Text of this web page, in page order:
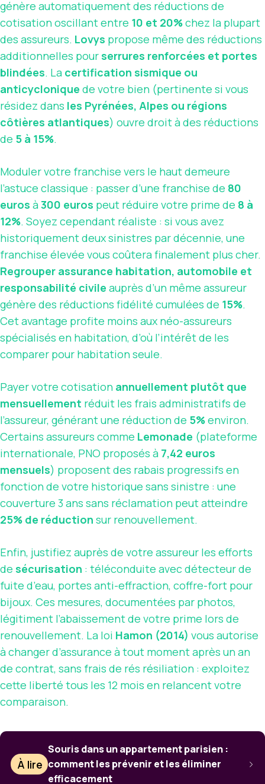
génère automatiquement des réductions de
cotisation oscillant entre 10 et 20%chez la plupart
des assureurs. Lovys propose même des réductions
additionnelles pour serrures renforcées et portes
blindées. La certification sismique ou
anticyclonique de votre bien (pertinente si vous
résidez dans les Pyrénées, Alpes ou régions
côtières atlantiques) ouvre droit à des réductions
de 5 à 15%.
Moduler votre franchise vers le haut demeure
l’astuce classique : passer d’une franchise de 80
euros à300 euros peut réduire votre prime de 8 à
12%. Soyez cependant réaliste : si vous avez
historiquement deux sinistres par décennie, une
franchise élevée vous coûtera finalement plus cher.
Regrouper assurance habitation, automobile et
responsabilité civile auprès d’un même assureur
génère des réductions fidélité cumulées de 15%.
Cet avantage profite moins aux néo-assureurs
spécialisés en habitation, d’où l’intérêt de les
comparer pour habitation seule.
Payer votre cotisation annuellement plutôt que
mensuellement réduit les frais administratifs de
l’assureur, générant une réduction de 5%environ.
Certains assureurs comme Lemonade (plateforme
internationale, PNO proposés à 7,42 euros
mensuels) proposent des rabais progressifs en
fonction de votre historique sans sinistre : une
couverture 3 ans sans réclamation peut atteindre
25% de réduction sur renouvellement.
Enfin, justifiez auprès de votre assureur les efforts
de sécurisation : téléconduite avec détecteur de
fuite d’eau, portes anti-effraction, coffre-fort pour
bijoux. Ces mesures, documentées par photos,
légitiment l’abaissement de votre prime lors de
renouvellement. La loi Hamon (2014) vous autorise
à changer d’assurance à tout moment après un an
de contrat, sans frais de rés résiliation : exploitez
cette liberté tous les 12 mois en relancent votre
comparaison.
À lire
Souris dans un appartement parisien :
comment les prévenir et les éliminer
efficacement